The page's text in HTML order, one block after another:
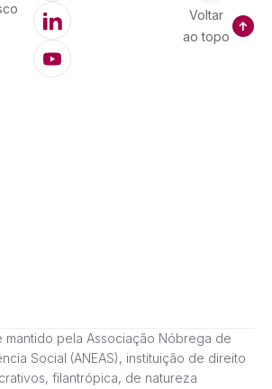
Voltar
ao topo
mantido pela Associação Nóbrega de
Social (ANEAS), instituição de direito
filantrópica, de natureza